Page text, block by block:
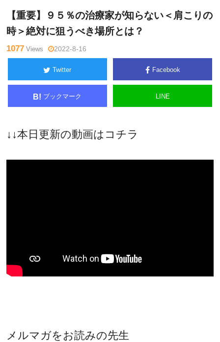
【重要】９５％の治療家が知らない＜肩こりの
時＞絶対に狙うべき場所とは？
1077 Views 2022-8-16
Twitter Facebook
B! ブックマーク LINE
↓↓本日更新の動画はコチラ
メルマガをお読みの先生